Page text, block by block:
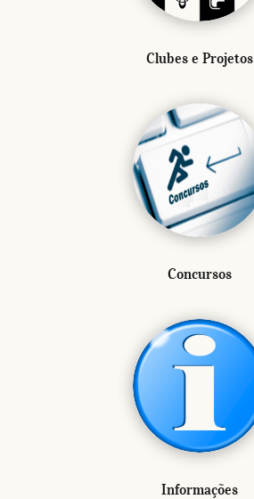
Clubes e Projetos
Concursos
Informações